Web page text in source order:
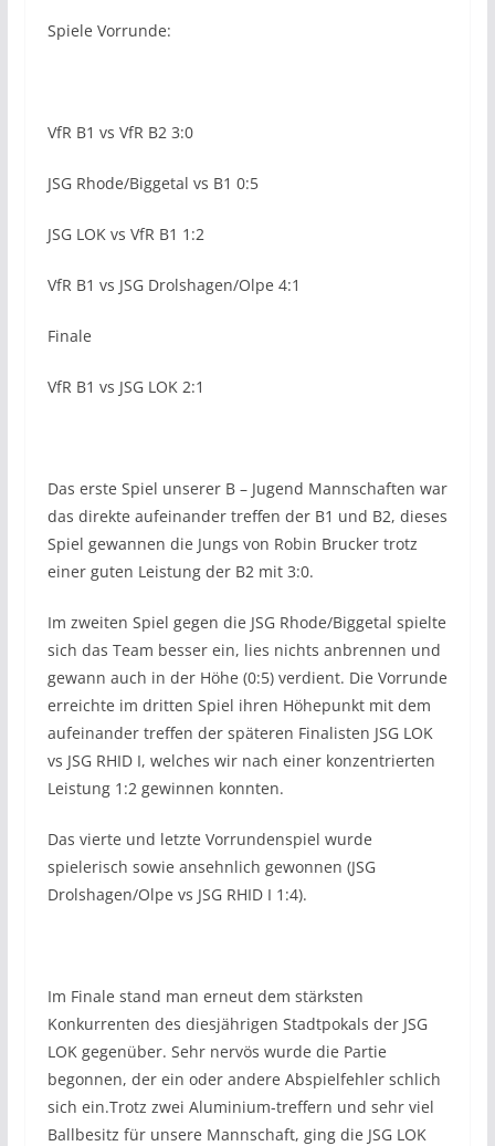
Spiele Vorrunde:
VfR B1 vs VfR B2 3:0
JSG Rhode/Biggetal vs B1 0:5
JSG LOK vs VfR B1 1:2
VfR B1 vs JSG Drolshagen/Olpe 4:1
Finale
VfR B1 vs JSG LOK 2:1
Das erste Spiel unserer B – Jugend Mannschaften war
das direkte aufeinander treffen der B1 und B2, dieses
Spiel gewannen die Jungs von Robin Brucker trotz
einer guten Leistung der B2 mit 3:0.
Im zweiten Spiel gegen die JSG Rhode/Biggetal spielte
sich das Team besser ein, lies nichts anbrennen und
gewann auch in der Höhe (0:5) verdient. Die Vorrunde
erreichte im dritten Spiel ihren Höhepunkt mit dem
aufeinander treffen der späteren Finalisten JSG LOK
vs JSG RHID I, welches wir nach einer konzentrierten
Leistung 1:2 gewinnen konnten.
Das vierte und letzte Vorrundenspiel wurde
spielerisch sowie ansehnlich gewonnen (JSG
Drolshagen/Olpe vs JSG RHID I 1:4).
Im Finale stand man erneut dem stärksten
Konkurrenten des diesjährigen Stadtpokals der JSG
LOK gegenüber. Sehr nervös wurde die Partie
begonnen, der ein oder andere Abspielfehler schlich
sich ein.Trotz zwei Aluminium-treffern und sehr viel
Ballbesitz für unsere Mannschaft, ging die JSG LOK